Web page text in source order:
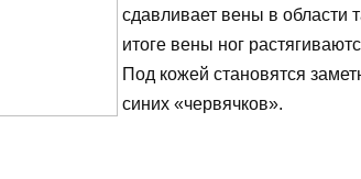
сдавливает вены в области
итоге вены ног
Под кожей становятся
синих «червячков».